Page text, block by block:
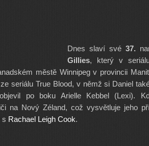
Dnes slaví své 37.
Gillies, který v
městě Winnipeg v provincii
seriálu True Blood, v němž si Daniel
po boku Arielle Kebbel (Lexi).
na Nový Zéland, což vysvětluje jeho
s Rachael Leigh Cook.